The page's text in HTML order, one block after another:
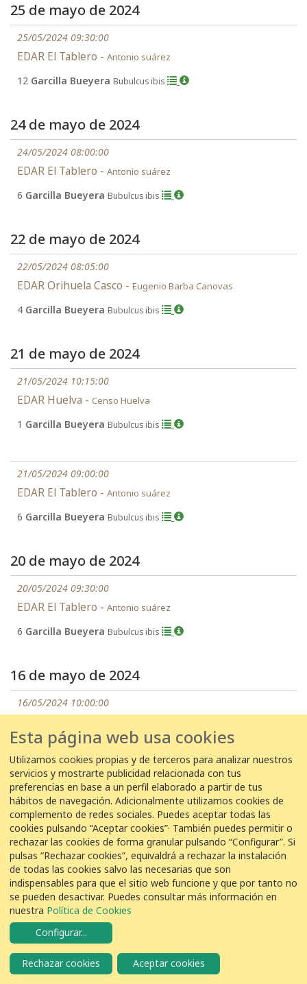
25 de mayo de 2024
25/05/2024 09:30:00
EDAR El Tablero - Antonio suárez
12 Garcilla Bueyera Bubulcus ibis
24 de mayo de 2024
24/05/2024 08:00:00
EDAR El Tablero - Antonio suárez
6 Garcilla Bueyera Bubulcus ibis
22 de mayo de 2024
22/05/2024 08:05:00
EDAR Orihuela Casco - Eugenio Barba Canovas
4 Garcilla Bueyera Bubulcus ibis
21 de mayo de 2024
21/05/2024 10:15:00
EDAR Huelva - Censo Huelva
1 Garcilla Bueyera Bubulcus ibis
21/05/2024 09:00:00
EDAR El Tablero - Antonio suárez
6 Garcilla Bueyera Bubulcus ibis
20 de mayo de 2024
20/05/2024 09:30:00
EDAR El Tablero - Antonio suárez
6 Garcilla Bueyera Bubulcus ibis
16 de mayo de 2024
16/05/2024 10:00:00
4Garcilla Bueyera Bubulcus ibis
12 de mayo de 2024
12/05/2024 08:00:00
EDAR El Tablero -Antonio suárez
6Garcilla Bueyera Bubulcus ibis
11 de mayo de 2024
11/05/2024 09:30:00
EDAR El Tablero -Antonio suárez
2Garcilla Bueyera Bubulcus ibis
Esta página web usa cookies
Utilizamos cookies propias y de terceros para analizar nuestros
servicios y mostrarte publicidad relacionada con tus
preferencias en base a un perfil elaborado a partir de tus
hábitos de navegación. Adicionalmente utilizamos cookies de
complemento de redes sociales. Puedes aceptar todas las
cookies pulsando “Aceptar cookies”· También puedes permitir o
rechazar las cookies de forma granular pulsando “Configurar”. Si
pulsas “Rechazar cookies”, equivaldrá a rechazar la instalación
de todas las cookies salvo las necesarias que son
indispensables para que el sitio web funcione y que por tanto no
se pueden desactivar. Puedes consultar más información en
nuestra Política de Cookies
Configurar...
Rechazar cookies Aceptar cookies